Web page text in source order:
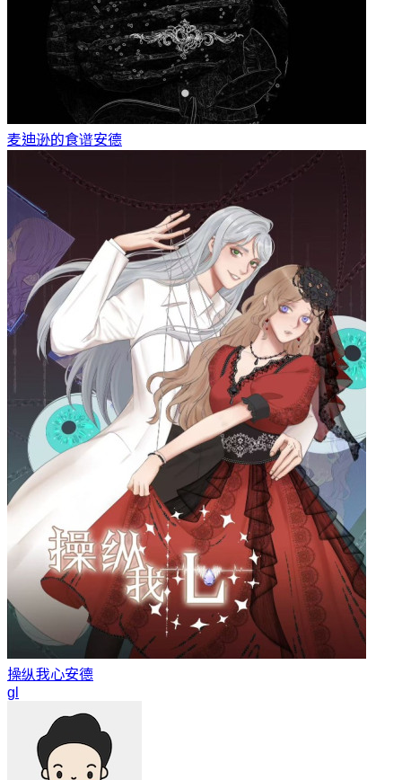
麦迪逊的食谱安德
操纵我心安德
gl